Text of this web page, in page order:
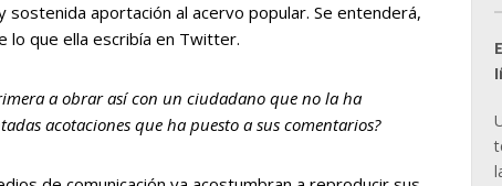
aportación al acervo popular. Se entenderá,
lo que ella escribía en Twitter.
a obrar así con un ciudadano que no la ha
acotaciones que ha puesto a sus comentarios?